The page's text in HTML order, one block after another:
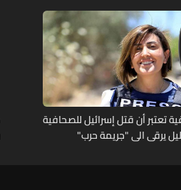
تعتبر أن قتل إسرائيل للصحافية
يرقى الى "جريمة حرب"